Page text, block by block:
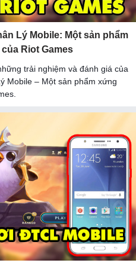
Lý Mobile: Một sản phẩm
Riot Games
trải nghiệm và đánh giá của
Mobile – Một sản phẩm xứng